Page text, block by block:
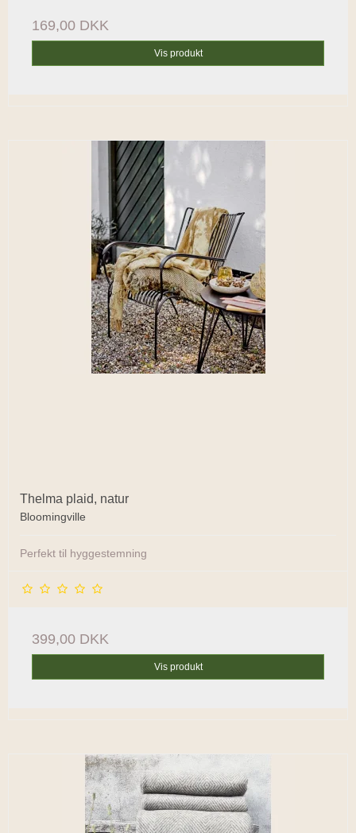
169,00 DKK
Vis produkt
Thelma plaid, natur
Bloomingville
Perfekt til hyggestemning
399,00 DKK
Vis produkt